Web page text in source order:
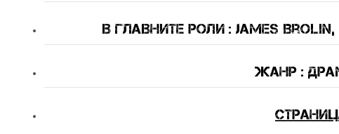
В Главните Роли : James
Жанр :